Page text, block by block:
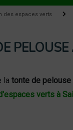
des espaces verts
la tonte de pelouse
verts à